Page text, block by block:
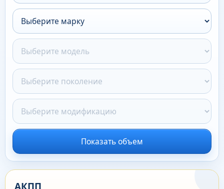
Показать объем